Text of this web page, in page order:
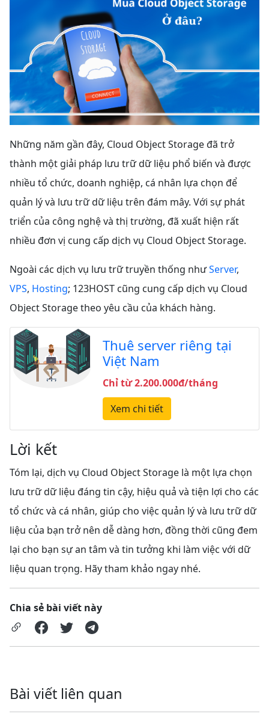
Những năm gần đây, Cloud Object Storage đã trở
thành một giải pháp lưu trữ dữ liệu phổ biến và được
nhiều tổ chức, doanh nghiệp, cá nhân lựa chọn để
quản lý và lưu trữ dữ liệu trên đám mây. Với sự phát
triển của công nghệ và thị trường, đã xuất hiện rất
nhiều đơn vị cung cấp dịch vụ Cloud Object Storage.
Ngoài các dịch vụ lưu trữ truyền thống nhưServer,
VPS, Hosting; 123HOST cũng cung cấp dịch vụ Cloud
Object Storage theo yêu cầu của khách hàng.
Thuê server riêng tại
Việt Nam
Chỉ từ 2.200.000đ/tháng
Xem chi tiết
Lời kết
Tóm lại, dịch vụ Cloud Object Storage là một lựa chọn
lưu trữ dữ liệu đáng tin cậy, hiệu quả và tiện lợi cho các
tổ chức và cá nhân, giúp cho việc quản lý và lưu trữ dữ
liệu của bạn trở nên dễ dàng hơn, đồng thời cũng đem
lại cho bạn sự an tâm và tin tưởng khi làm việc với dữ
liệu quan trọng. Hãy tham khảo ngay nhé.
Chia sẻ bài viết này
Bài viết liên quan